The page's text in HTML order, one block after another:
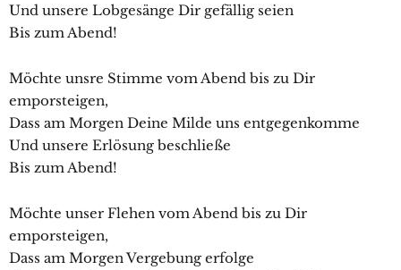
Und unsere Lobgesänge Dir gefällig seien
Bis zum Abend!
Möchte unsre Stimme vom Abend bis zu Dir
emporsteigen,
Dass am Morgen Deine Milde uns entgegenkomme
Und unsere Erlösung beschließe
Bis zum Abend!
Möchte unser Flehen vom Abend bis zu Dir
emporsteigen,
Dass am Morgen Vergebung erfolge